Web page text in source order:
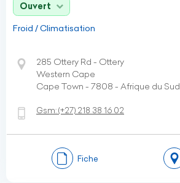
Ouvert
Froid / Climatisation
285 Ottery Rd - Ottery
Western Cape
Cape Town - 7808 - Afrique du Sud
Gsm:(+27) 218 38 16 02
Fiche